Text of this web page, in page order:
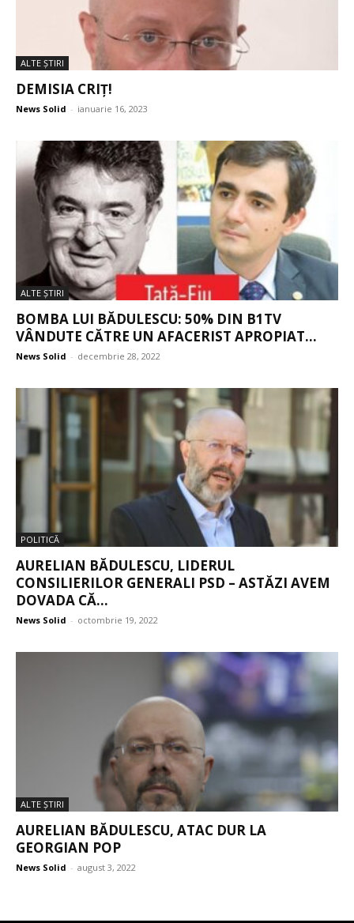
ALTE ŞTIRI
DEMISIA CRIȚ!
News Solid - ianuarie 16, 2023
ALTE ŞTIRI
BOMBA LUI BĂDULESCU: 50% DIN B1TV
VÂNDUTE CĂTRE UN AFACERIST APROPIAT...
News Solid - decembrie 28, 2022
POLITICĂ
AURELIAN BĂDULESCU, LIDERUL
CONSILIERILOR GENERALI PSD – ASTĂZI AVEM
DOVADA CĂ...
News Solid - octombrie 19, 2022
ALTE ŞTIRI
AURELIAN BĂDULESCU, ATAC DUR LA
GEORGIAN POP
News Solid - august 3, 2022